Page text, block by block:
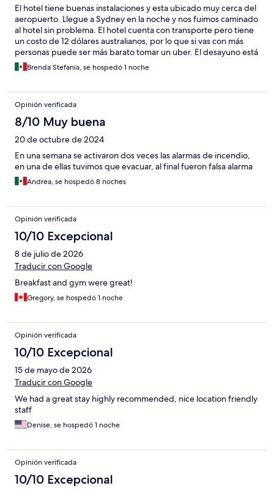
El hotel tiene buenas instalaciones y esta ubicado muy cerca del
aeropuerto. Llegue a Sydney en la noche y nos fuimos caminado
al hotel sin problema. El hotel cuenta con transporte pero tiene
un costo de 12 dólares australianos, por lo que si vas con más
personas puede ser más barato tomar un uber. El desayuno está
incluido, lo cual lo hace conveniente
Brenda Stefania, se hospedó 1 noche
Opinión verificada
8/10 Muy buena
20 de octubre de 2024
En una semana se activaron dos veces las alarmas de incendio,
en una de ellas tuvimos que evacuar, al final fueron falsa alarma
Andrea, se hospedó 8 noches
Opinión verificada
10/10 Excepcional
8 de julio de 2026
Traducir con Google
Breakfast and gym were great!
Gregory, se hospedó 1 noche
Opinión verificada
10/10 Excepcional
15 de mayo de 2026
Traducir con Google
We had a great stay highly recommended, nice location friendly
staff
Denise, se hospedó 1 noche
Opinión verificada
10/10 Excepcional